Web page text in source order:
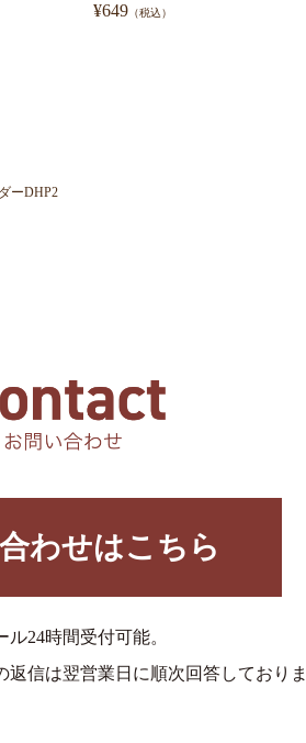
¥649 （税込）
ーDHP2
わせはこちら
24時間受付可能。
信は翌営業日に順次回答しておりま